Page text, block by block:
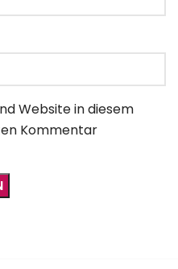
Website in diesem
Kommentar